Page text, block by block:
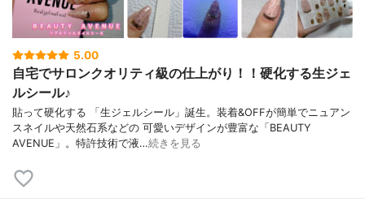
5.00
自宅でサロンクオリティ級の仕上がり！！硬化する生ジェ
ルシール♪
貼って硬化する 「生ジェルシール」誕生。装着&OFFが簡単でニュアン
スネイルや天然石系などの 可愛いデザインが豊富な「BEAUTY
AVENUE」。特許技術で液…続きを見る